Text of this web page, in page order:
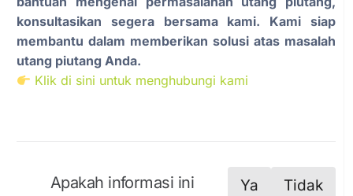
konsultasikan segera bersama kami. Kami siap
membantu dalam memberikan solusi atas masalah
utang piutang Anda.
Klik di sini untuk menghubungi kami
Apakah informasi ini
Ya Tidak